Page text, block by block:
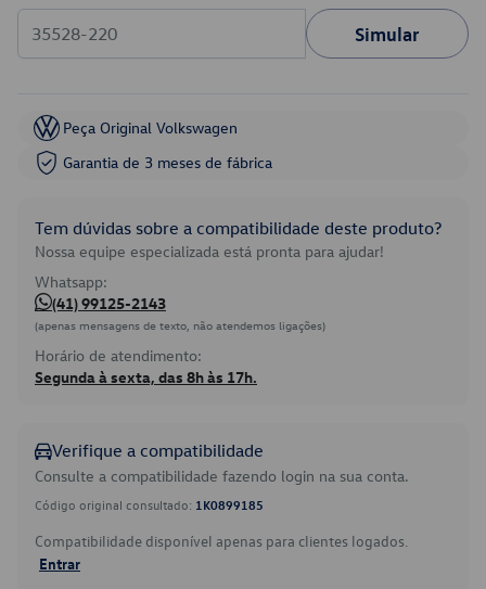
Simular
Peça Original Volkswagen
Garantia de 3 meses de fábrica
Tem dúvidas sobre a compatibilidade deste produto?
Nossa equipe especializada está pronta para ajudar!
Whatsapp:
(41) 99125-2143
(apenas mensagens de texto, não atendemos ligações)
Horário de atendimento:
Segunda à sexta, das 8h às 17h.
Verifique a compatibilidade
Consulte a compatibilidade fazendo login na sua conta.
Código original consultado: 1K0899185
Compatibilidade disponível apenas para clientes logados.
Entrar